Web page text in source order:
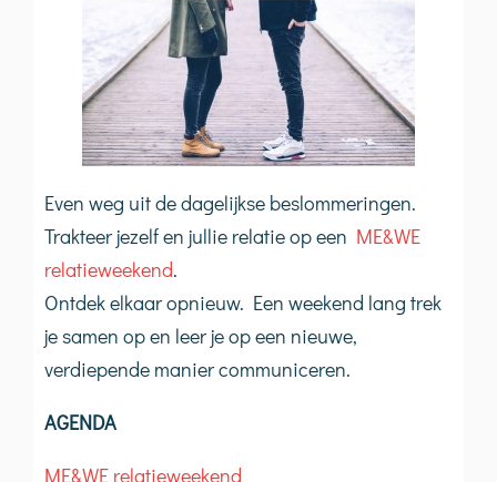
Even weg uit de dagelijkse beslommeringen.
Trakteer jezelf en jullie relatie op een ME&WE
relatieweekend.
Ontdek elkaar opnieuw. Een weekend lang trek
je samen op en leer je op een nieuwe,
verdiepende manier communiceren.
AGENDA
ME&WE relatieweekend